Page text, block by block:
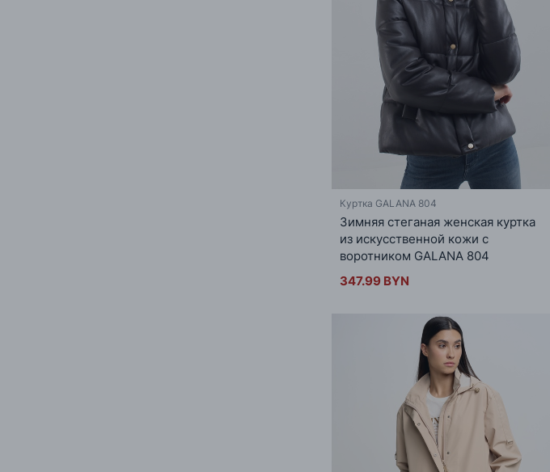
Куртка GALANA 804
Зимняя стеганая женская куртка
из искусственной кожи с
воротником GALANA 804
347.99 BYN